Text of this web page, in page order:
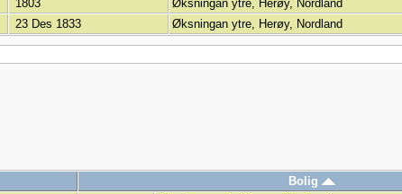
1803 Øksningan ytre, Herøy, Nordland
23 Des 1833 Øksningan ytre, Herøy, Nordland
Bolig